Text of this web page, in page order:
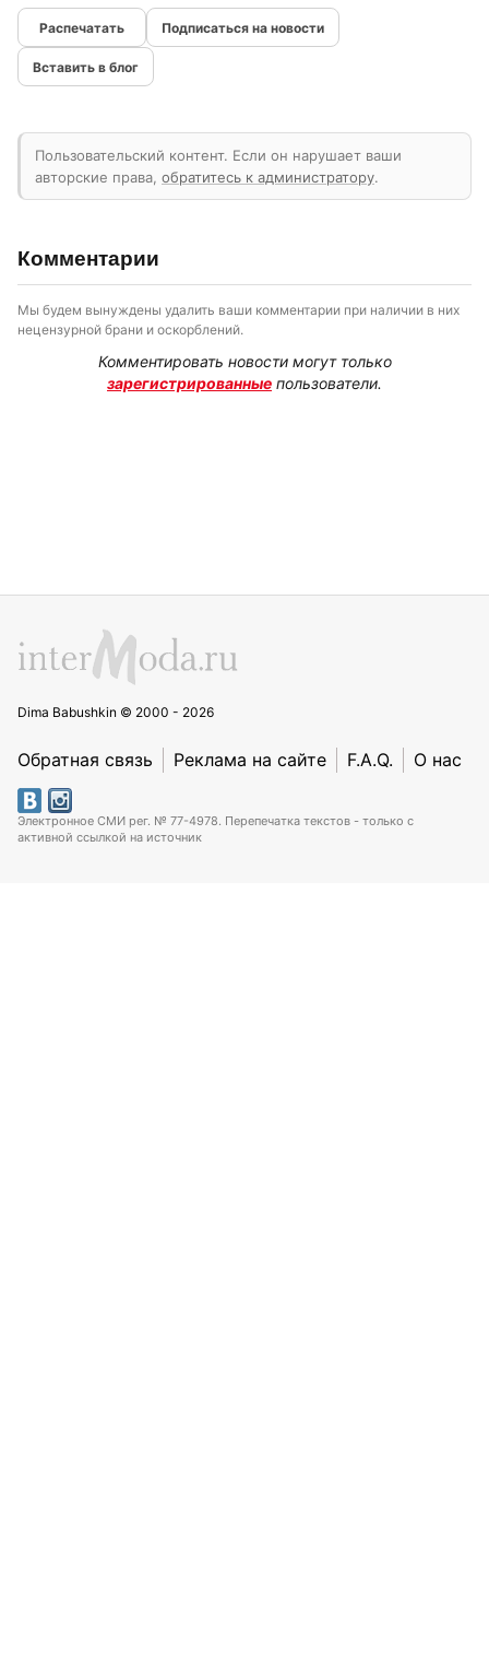
Подписаться на новости
Вставить в блог
Пользовательский контент. Если он нарушает ваши
авторские права, обратитесь к администратору.
Комментарии
Мы будем вынуждены удалить ваши комментарии при наличии в них
нецензурной брани и оскорблений.
Комментировать новости могут только
зарегистрированные пользователи.
Dima Babushkin © 2000 - 2026
Обратная связь Реклама на сайте F.A.Q. О нас
Электронное СМИ рег. № 77-4978. Перепечатка текстов - только с
активной ссылкой на источник